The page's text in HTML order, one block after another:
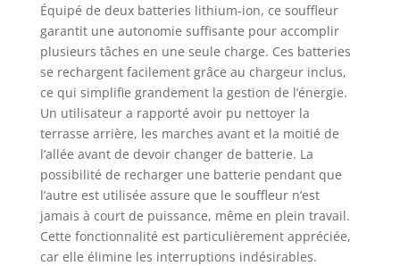
Équipé de deux batteries lithium-ion, ce souffleur
garantit une autonomie suffisante pour accomplir
plusieurs tâches en une seule charge. Ces batteries
se rechargent facilement grâce au chargeur inclus,
ce qui simplifie grandement la gestion de l’énergie.
Un utilisateur a rapporté avoir pu nettoyer la
terrasse arrière, les marches avant et la moitié de
l’allée avant de devoir changer de batterie. La
possibilité de recharger une batterie pendant que
l’autre est utilisée assure que le souffleur n’est
jamais à court de puissance, même en plein travail.
Cette fonctionnalité est particulièrement appréciée,
car elle élimine les interruptions indésirables.